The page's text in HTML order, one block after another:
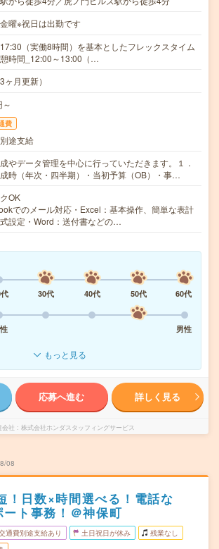
曜※祝日は出勤です
（実働8時間）を基本としたフレックスタイム
時間_12:00～13:00（…
ヶ月更新）
費
途支給
やデータ管理を中心に行っていただきます。１．
時（年次・四半期）・当初予算（OB）・事…
OK
でのメール対応・Excel：基本操作、簡単な表計
設定・Word：送付書などの…
30代 40代 50代
60代
男性
もっと見る
応募へ進む 詳しく見る
社 株式会社ホンダスタッフィングサービス
08
！日数×時間選べる！電話な
ート事務！＠神保町
通費別途支給あり 土日祝日が休み 残業なし